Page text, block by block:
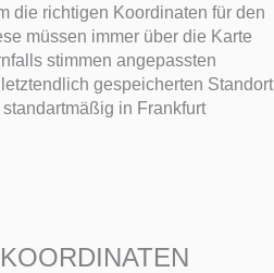
die richtigen Koordinaten für den
müssen immer über die Karte
stimmen angepassten
gespeicherten Standort
in Frankfurt